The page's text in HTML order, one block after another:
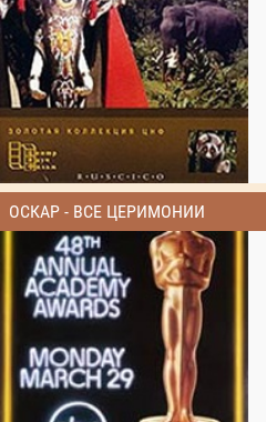
ОСКАР - ВСЕ ЦЕРИМОНИИ